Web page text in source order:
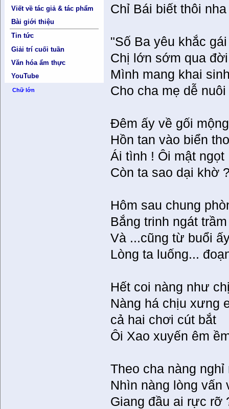
Viết về tác giả & tác phẩm
Bài giới thiệu
Tin tức
Giải trí cuối tuần
Văn hóa ẩm thực
YouTube
Chữ lớn
Chỉ Bái biết thôi
"Số Ba yêu khắc
Chị lớn sớm qua đời
Mình mang khai
Cho cha mẹ dễ nuôi
Đêm ấy về gối
Hồn tan vào biển
Ái tình ! Ôi mật ngọt
Còn ta sao dại khờ
Hôm sau chung
Bắng trinh ngát
Và ...cũng từ buổi
Lòng ta luống...
Hết coi nàng như
Nàng há chịu xưng
cả hai chơi cút bắt
Ôi Xao xuyến êm
Theo cha nàng nghỉ
Nhìn nàng lòng vấn
Giang đầu ai rực rỡ